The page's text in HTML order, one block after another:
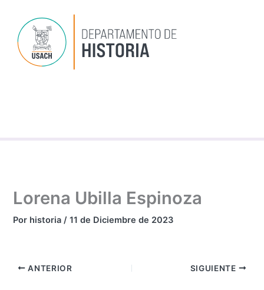
contenido
Lorena Ubilla Espinoza
Por historia/11 de Diciembre de 2023
ANTERIOR SIGUIENTE